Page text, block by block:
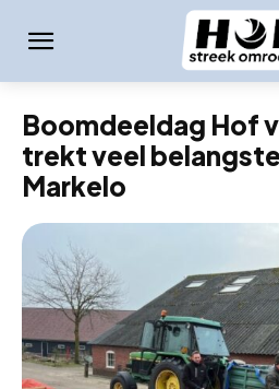
Boomdeeldag Hof
trekt veel
Markelo